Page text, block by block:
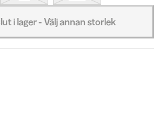
i lager - Välj annan storlek